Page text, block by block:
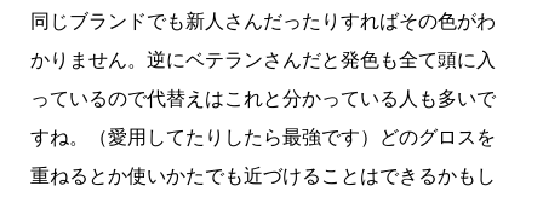
同じブランドでも新人さんだったりすればその色がわ
かりません。逆にベテランさんだと発色も全て頭に入
っているので代替えはこれと分かっている人も多いで
すね。（愛用してたりしたら最強です）どのグロスを
重ねるとか使いかたでも近づけることはできるかもし